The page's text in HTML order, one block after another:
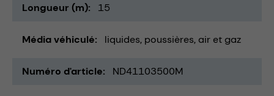
Longueur (m) 15
Média véhiculé liquides poussières air et gaz
Numéro d'article ND41103500M